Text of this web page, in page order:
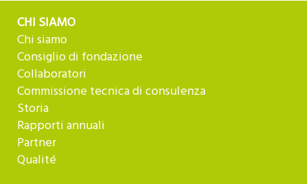
CHI SIAMO
Chi siamo
Consiglio di fondazione
Collaboratori
Commissione tecnica di consulenza
Storia
Rapporti annuali
Partner
Qualité